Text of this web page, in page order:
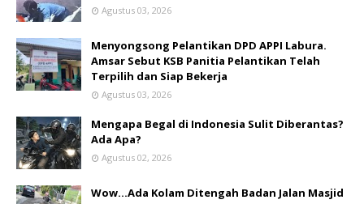
Agustus 03, 2026
Menyongsong Pelantikan DPD APPI Labura.
Amsar Sebut KSB Panitia Pelantikan Telah
Terpilih dan Siap Bekerja
Agustus 03, 2026
Mengapa Begal di Indonesia Sulit Diberantas?
Ada Apa?
Agustus 02, 2026
Wow...Ada Kolam Ditengah Badan Jalan Masjid